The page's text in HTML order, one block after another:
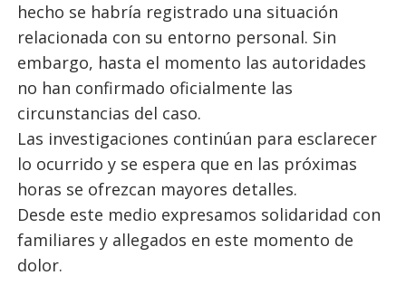
hecho se habría registrado una situación
relacionada con su entorno personal. Sin
embargo, hasta el momento las autoridades
no han confirmado oficialmente las
circunstancias del caso.
Las investigaciones continúan para esclarecer
lo ocurrido y se espera que en las próximas
horas se ofrezcan mayores detalles.
Desde este medio expresamos solidaridad con
familiares y allegados en este momento de
dolor.